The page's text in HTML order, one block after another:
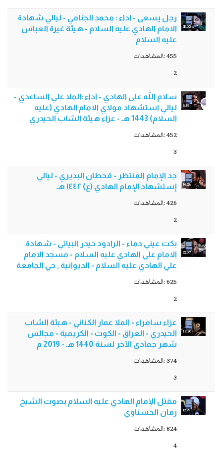
25:03
رجل يسعى - اداء : محمد الجنامي - ليالي شهادة
الامام الهادي عليه السلام - هيئة غيرة العباس
عليه السلام
455 :المشاهدات
2
6:59
سلام اللّٰه على الهادي - أداء :الملا علي الساعدي -
ليالي استشهاد مولاي الامام الهادي (عليه
السلام) 1443 هـ - عزاء هيئة الشاب الحيدري
452 :المشاهدات
3
16:28
جد الإمام المنتظر - قحطان البديري - ليالي
إستشهاد الإمام الهادي (ع) ١٤٤٢ هـ
426 :المشاهدات
2
22:07
بكت عيني دماء - الرادود حيدر البياتي - شهادة
الامام علي الهادي عليه السلام - مسجد الامام
علي الهادي عليه السلام - الديوانية , حي الجامعة
625 :المشاهدات
2
13:30
عزاء سامراء - الملا عمار الكناني - هيئة الشاب
الحيدري - العراق - الكوت - الكريمية - مجالس
شهر جمادى اﻵخر لسنة 1440 هـ - 2019 م
374 :المشاهدات
3
12:29
مقتل الإمام الهادي عليه السلام بصوت الشيخ
زمان الحسناوي
824 :المشاهدات
4